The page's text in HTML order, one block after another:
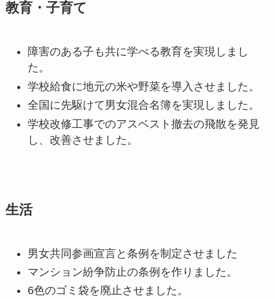
教育・子育て
障害のある子も共に学べる教育を実現しまし
た。
学校給食に地元の米や野菜を導入させました。
全国に先駆けて男女混合名簿を実現しました。
学校改修工事でのアスベスト撤去の飛散を発見
し、改善させました。
生活
男女共同参画宣言と条例を制定させました
マンション紛争防止の条例を作りました。
6色のゴミ袋を廃止させました。